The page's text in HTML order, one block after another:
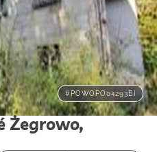
#POWOPO04293BI
Żegrowo,